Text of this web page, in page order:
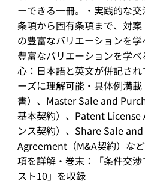
ーできる一冊。・実践的な
条項から固有条項まで、対
の豊富なバリエーションを
豊富なバリエーションを学
心：日本語と英文が併記さ
ーズに理解可能・具体例満
書）、Master Sale and
基本契約）、Patent
ンス契約）、Share Sale
Agreement（M&A契約）な
項を詳解・巻末：「条件交
スト10」を収録